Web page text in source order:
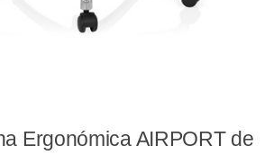
Ergonómica AIRPORT de